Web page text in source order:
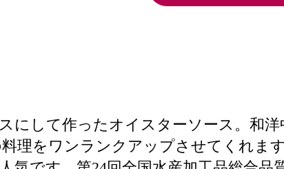
にして作ったオイスターソース。和
理をワンランクアップさせてくれま